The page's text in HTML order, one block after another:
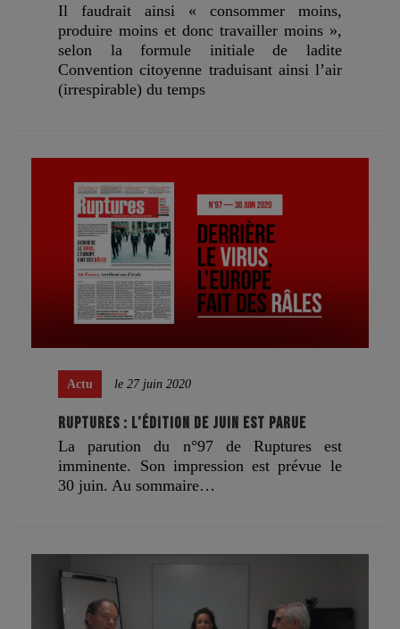
Il faudrait ainsi « consommer moins,
produire moins et donc travailler moins »,
selon la formule initiale de ladite
Convention citoyenne traduisant ainsi l’air
(irrespirable) du temps
Actu le 27 juin 2020
RUPTURES : L’ÉDITION DE JUIN EST PARUE
La parution du n°97 de Ruptures est
imminente. Son impression est prévue le
30 juin. Au sommaire…